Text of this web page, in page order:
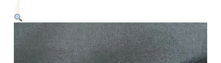
Geen producten in de winkelwagen.